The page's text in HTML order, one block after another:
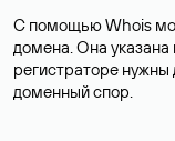
С помощью Whois
домена. Она указана
регистраторе нужны
доменный спор.